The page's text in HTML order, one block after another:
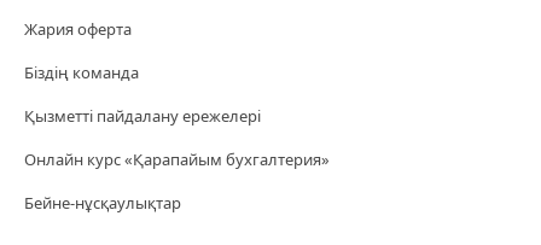
Жария оферта
Біздің команда
Қызметті пайдалану ережелері
Онлайн курс «Қарапайым бухгалтерия»
Бейне-нұсқаулықтар